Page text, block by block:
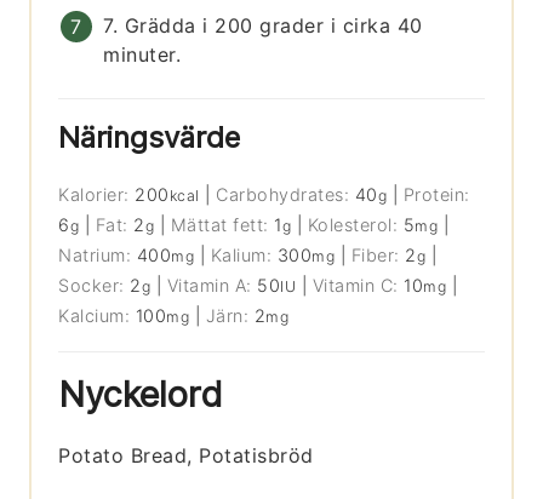
7. Grädda i 200 grader i cirka 40
minuter.
Näringsvärde
Kalorier: 200 kcal Carbohydrates: 40g
Protein:
6g Fat: 2g Mättat fett: 1g Kolesterol: 5mg
Natrium: 400mg Kalium: 300mg Fiber: 2g
Socker: 2g Vitamin A: 50IU Vitamin C: 10mg
Kalcium: 100mg Järn: 2mg
Nyckelord
Potato Bread, Potatisbröd